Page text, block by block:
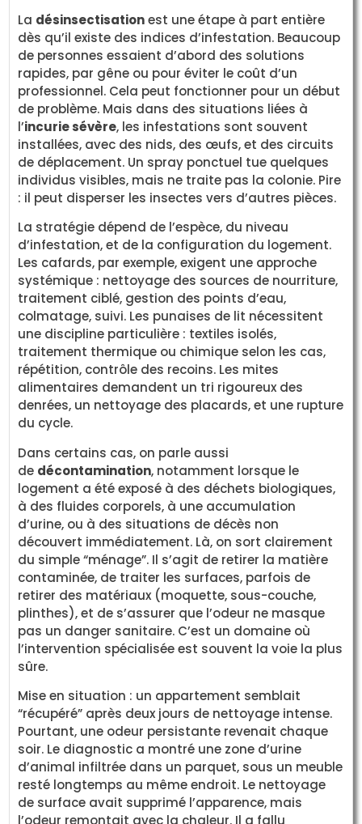
La désinsectisationest une étape à part entière
dès qu’il existe des indices d’infestation. Beaucoup
de personnes essaient d’abord des solutions
rapides, par gêne ou pour éviter le coût d’un
professionnel. Cela peut fonctionner pour un début
de problème. Mais dans des situations liées à
l’incurie sévère, les infestations sont souvent
installées, avec des nids, des œufs, et des circuits
de déplacement. Un spray ponctuel tue quelques
individus visibles, mais ne traite pas la colonie. Pire
: il peut disperser les insectes vers d’autres pièces.
La stratégie dépend de l’espèce, du niveau
d’infestation, et de la configuration du logement.
Les cafards, par exemple, exigent une approche
systémique : nettoyage des sources de nourriture,
traitement ciblé, gestion des points d’eau,
colmatage, suivi. Les punaises de lit nécessitent
une discipline particulière : textiles isolés,
traitement thermique ou chimique selon les cas,
répétition, contrôle des recoins. Les mites
alimentaires demandent un tri rigoureux des
denrées, un nettoyage des placards, et une rupture
du cycle.
Dans certains cas, on parle aussi
de décontamination, notamment lorsque le
logement a été exposé à des déchets biologiques,
à des fluides corporels, à une accumulation
d’urine, ou à des situations de décès non
découvert immédiatement. Là, on sort clairement
du simple “ménage”. Il s’agit de retirer la matière
contaminée, de traiter les surfaces, parfois de
retirer des matériaux (moquette, sous-couche,
plinthes), et de s’assurer que l’odeur ne masque
pas un danger sanitaire. C’est un domaine où
l’intervention spécialisée est souvent la voie la plus
sûre.
Mise en situation : un appartement semblait
“récupéré” après deux jours de nettoyage intense.
Pourtant, une odeur persistante revenait chaque
soir. Le diagnostic a montré une zone d’urine
d’animal infiltrée dans un parquet, sous un meuble
resté longtemps au même endroit. Le nettoyage
de surface avait supprimé l’apparence, mais
l’odeur remontait avec la chaleur. Il a fallu